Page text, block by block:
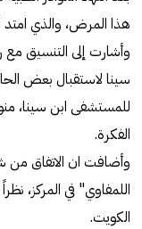
هذا المرض، والذي امتد
وأشارت إلى التنسيق
سينا لاستقبال بعض
للمستشفى ابن سينا،
الفكرة.
وأضافت ان الاتفاق من
اللمفاوي" في المركز،
الكويت.